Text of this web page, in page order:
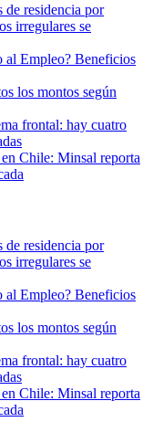
de residencia por
irregulares se
al Empleo? Beneficios
los montos según
frontal: hay cuatro
en Chile: Minsal reporta
de residencia por
irregulares se
al Empleo? Beneficios
los montos según
frontal: hay cuatro
en Chile: Minsal reporta